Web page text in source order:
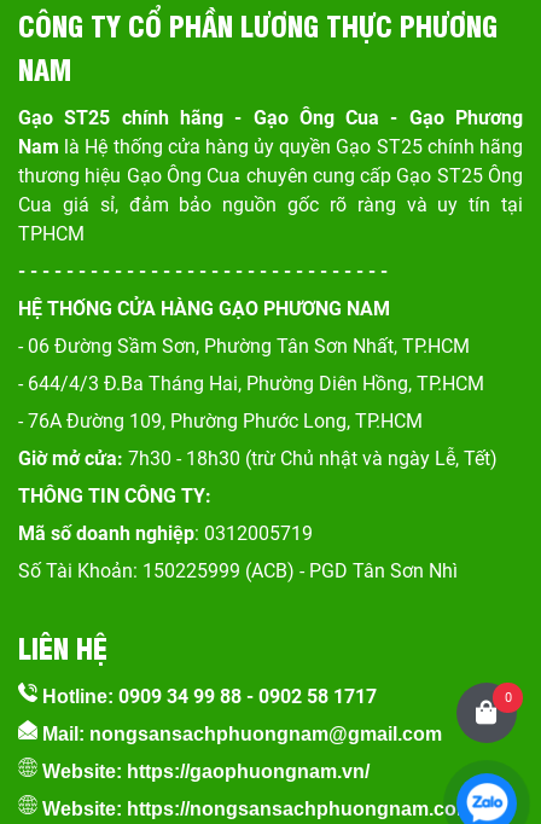
CÔNG TY CỔ PHẦN LƯƠNG THỰC PHƯƠNG
NAM
Gạo ST25 chính hãng - Gạo Ông Cua - Gạo Phương
Nam là Hệ thống cửa hàng ủy quyền Gạo ST25 chính hãng
thương hiệu Gạo Ông Cua chuyên cung cấp Gạo ST25 Ông
Cua giá sỉ, đảm bảo nguồn gốc rõ ràng và uy tín tại
TPHCM
- - - - - - - - - - - - - - - - - - - - - - - - - - - - - - -
HỆ THỐNG CỬA HÀNG GẠO PHƯƠNG NAM
- 06 Đường Sầm Sơn, Phường Tân Sơn Nhất, TP.HCM
- 644/4/3 Đ.Ba Tháng Hai, Phường Diên Hồng, TP.HCM
- 76A Đường 109, Phường Phước Long, TP.HCM
Giờ mở cửa: 7h30 - 18h30 (trừ Chủ nhật và ngày Lễ, Tết)
THÔNG TIN CÔNG TY:
Mã số doanh nghiệp: 0312005719
Số Tài Khoản: 150225999 (ACB) - PGD Tân Sơn Nhì
LIÊN HỆ
Hotline: 0909 34 99 88 - 0902 58 1717
Mail: nongsansachphuongnam@gmail.com
Website: https://gaophuongnam.vn/
Website: https://nongsansachphuongnam.com
0